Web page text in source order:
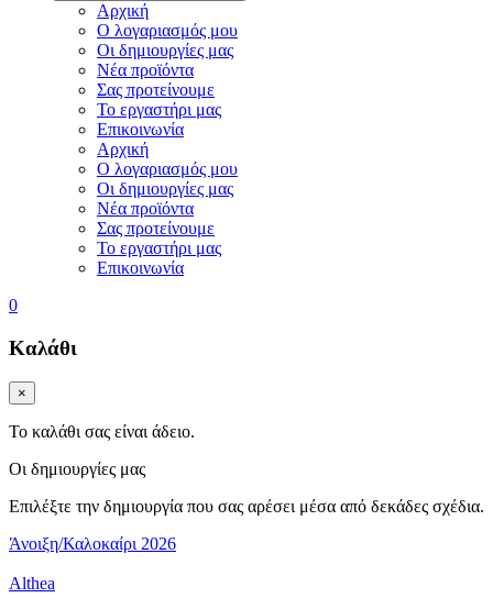
Αρχική
Ο λογαριασμός μου
Οι δημιουργίες μας
Νέα προϊόντα
Σας προτείνουμε
Το εργαστήρι μας
Επικοινωνία
Αρχική
Ο λογαριασμός μου
Οι δημιουργίες μας
Νέα προϊόντα
Σας προτείνουμε
Το εργαστήρι μας
Επικοινωνία
0
Καλάθι
×
Το καλάθι σας είναι άδειο.
Οι δημιουργίες μας
Επιλέξτε την δημιουργία που σας αρέσει μέσα από δεκάδες σχέδια.
Άνοιξη/Καλοκαίρι 2026
Althea